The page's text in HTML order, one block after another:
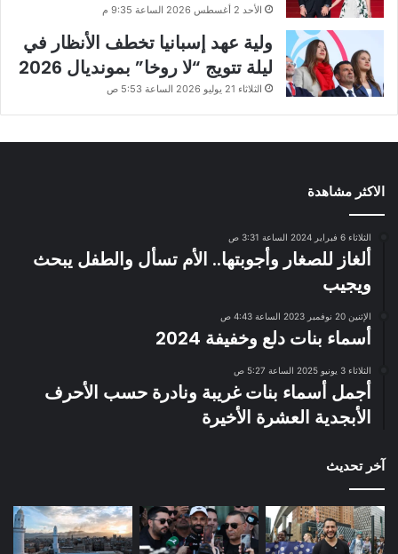
الأحد 2 أغسطس 2026 الساعة 9:35 م
ولية عهد إسبانيا تخطف الأنظار في
ليلة تتويج “لا روخا” بمونديال 2026
الثلاثاء 21 يوليو 2026 الساعة 5:53 ص
الاكثر مشاهدة
الثلاثاء 6 فبراير 2024 الساعة 3:31 ص
ألغاز للصغار وأجوبتها.. الأم تسأل والطفل يبحث
ويجيب
الإثنين 20 نوفمبر 2023 الساعة 4:43 ص
أسماء بنات دلع وخفيفة 2024
الثلاثاء 3 يونيو 2025 الساعة 5:27 ص
أجمل أسماء بنات غريبة ونادرة حسب الأحرف
الأبجدية العشرة الأخيرة
آخر تحديث